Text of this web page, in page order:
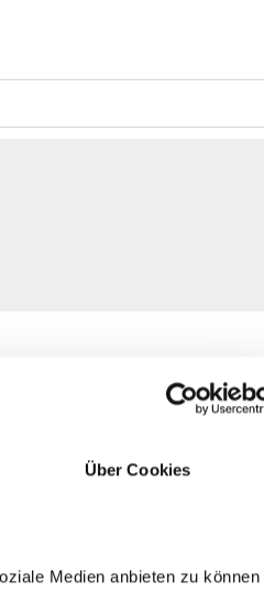
Über Cookies
Medien anbieten zu können